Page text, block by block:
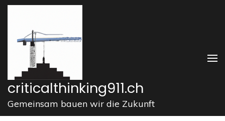
Zum
springen
drücken)
criticalthinking911.ch
Gemeinsam bauen wir die Zukunft